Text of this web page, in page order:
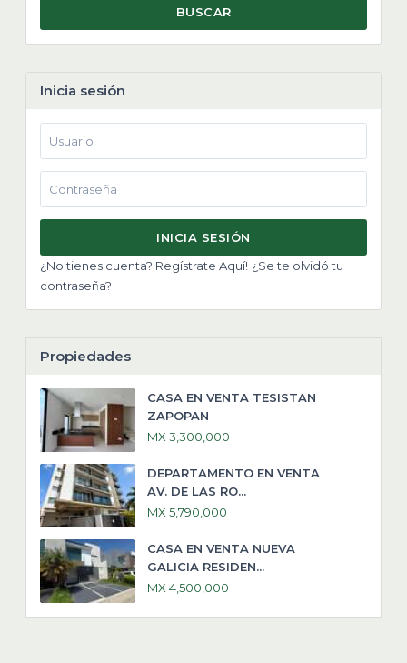
BUSCAR
Inicia sesión
INICIA SESIÓN
¿No tienes cuenta? Regístrate Aquí! ¿Se te olvidó tu
contraseña?
Propiedades
CASA EN VENTA TESISTAN
ZAPOPAN
MX 3,300,000
DEPARTAMENTO EN VENTA
AV. DE LAS RO...
MX 5,790,000
CASA EN VENTA NUEVA
GALICIA RESIDEN...
MX 4,500,000